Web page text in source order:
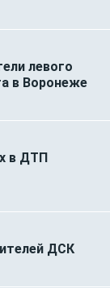
левого
в Воронеже
в ДТП
ДСК